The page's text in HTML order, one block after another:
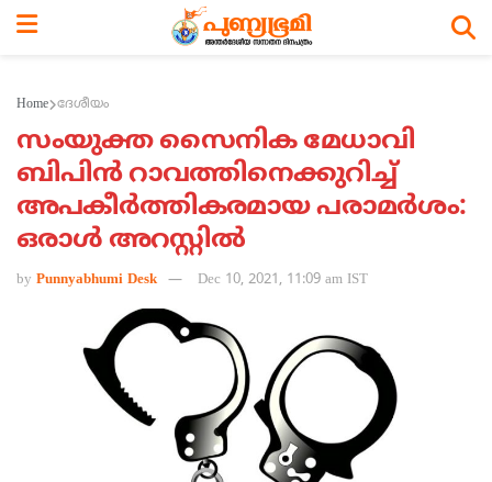
Home ദേശീയം
സംയുക്ത സൈനിക മേധാവി
ബിപിന്‍ റാവത്തിനെക്കുറിച്ച്
അപകീര്‍ത്തികരമായ പരാമര്‍ശം:
ഒരാള്‍ അറസ്റ്റില്‍
by Punnyabhumi Desk Dec 10, 2021, 11:09 am IST